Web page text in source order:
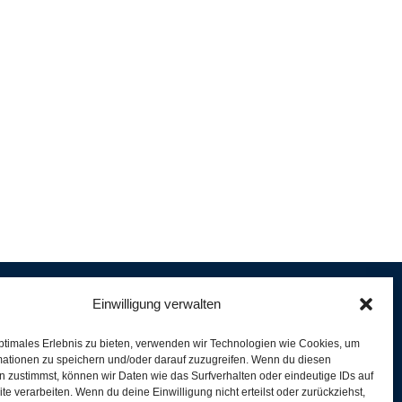
Einwilligung verwalten
Erlebnis zu bieten, verwenden wir Technologien wie Cookies, um
zu speichern und/oder darauf zuzugreifen. Wenn du diesen
zustimmst, können wir Daten wie das Surfverhalten oder eindeutige IDs auf
verarbeiten. Wenn du deine Einwilligung nicht erteilst oder zurückziehst,
und